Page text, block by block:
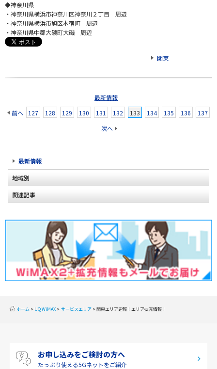
◆神奈川県
・神奈川県横浜市神奈川区神奈川２丁目 周辺
・神奈川県横浜市旭区本宿町 周辺
・神奈川県中郡大磯町大磯 周辺
関東
最新情報
前へ
127 128 129 130 131 132 133 134 135 136
137
次へ
最新情報
地域別
北海道
甲信越
北陸
九州・沖縄
関連記事
ホーム UQ WiMAX サービスエリア 関東エリア速報！エリア拡充情報！
お申し込みをご検討の方へ
たっぷり使える5Gネットをご紹介